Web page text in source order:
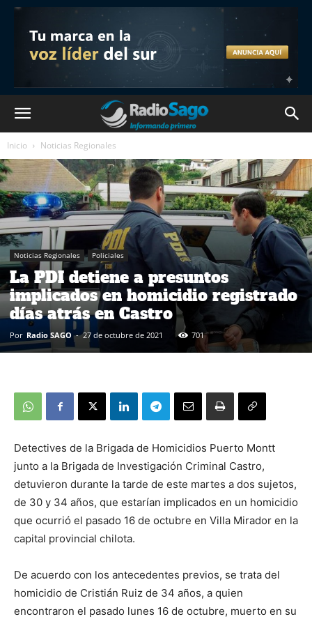
Inicio Noticias Regionales
Noticias Regionales Policiales
La PDI detiene a presuntos
implicados en homicidio registrado
días atrás en Castro
Por Radio SAGO - 27 de octubre de 2021 701
Detectives de la Brigada de Homicidios Puerto Montt
junto a la Brigada de Investigación Criminal Castro,
detuvieron durante la tarde de este martes a dos sujetos,
de 30 y 34 años, que estarían implicados en un homicidio
que ocurrió el pasado 16 de octubre en Villa Mirador en la
capital provincial chilota.
De acuerdo con los antecedentes previos, se trata del
homicidio de Cristián Ruiz de 34 años, a quien
encontraron el pasado lunes 16 de octubre, muerto en su